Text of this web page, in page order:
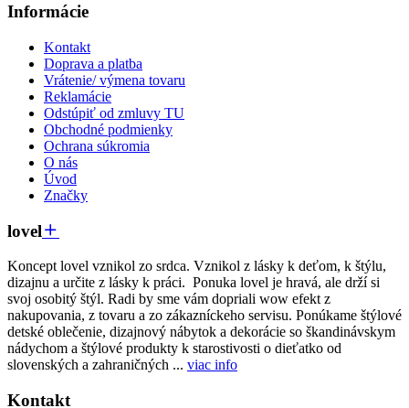
Informácie
Kontakt
Doprava a platba
Vrátenie/ výmena tovaru
Reklamácie
Odstúpiť od zmluvy TU
Obchodné podmienky
Ochrana súkromia
O nás
Úvod
Značky
lovel
Koncept lovel vznikol zo srdca. Vznikol z lásky k deťom, k štýlu,
dizajnu a určite z lásky k práci. Ponuka lovel je hravá, ale drží si
svoj osobitý štýl. Radi by sme vám dopriali wow efekt z
nakupovania, z tovaru a zo zákazníckeho servisu. Ponúkame štýlové
detské oblečenie, dizajnový nábytok a dekorácie so škandinávskym
nádychom a štýlové produkty k starostivosti o dieťatko od
slovenských a zahraničných ... viac info
Kontakt